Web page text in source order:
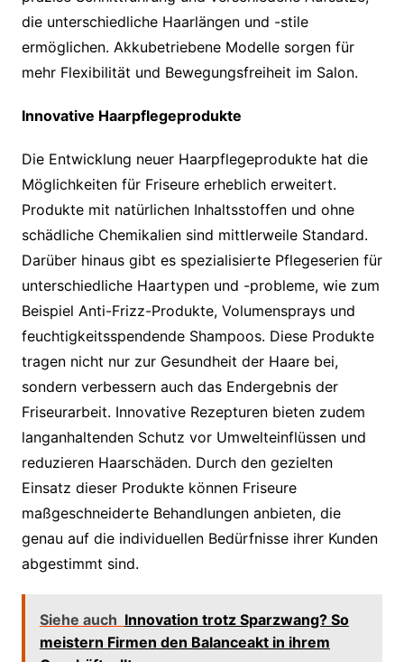
die unterschiedliche Haarlängen und -stile
ermöglichen. Akkubetriebene Modelle sorgen für
mehr Flexibilität und Bewegungsfreiheit im Salon.
Innovative Haarpflegeprodukte
Die Entwicklung neuer Haarpflegeprodukte hat die
Möglichkeiten für Friseure erheblich erweitert.
Produkte mit natürlichen Inhaltsstoffen und ohne
schädliche Chemikalien sind mittlerweile Standard.
Darüber hinaus gibt es spezialisierte Pflegeserien für
unterschiedliche Haartypen und -probleme, wie zum
Beispiel Anti-Frizz-Produkte, Volumensprays und
feuchtigkeitsspendende Shampoos. Diese Produkte
tragen nicht nur zur Gesundheit der Haare bei,
sondern verbessern auch das Endergebnis der
Friseurarbeit. Innovative Rezepturen bieten zudem
langanhaltenden Schutz vor Umwelteinflüssen und
reduzieren Haarschäden. Durch den gezielten
Einsatz dieser Produkte können Friseure
maßgeschneiderte Behandlungen anbieten, die
genau auf die individuellen Bedürfnisse ihrer Kunden
abgestimmt sind.
Siehe auch Innovation trotz Sparzwang? So
meistern Firmen den Balanceakt in ihrem